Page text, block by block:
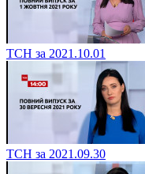
ТСН за 2021.10.01
ТСН за 2021.09.30